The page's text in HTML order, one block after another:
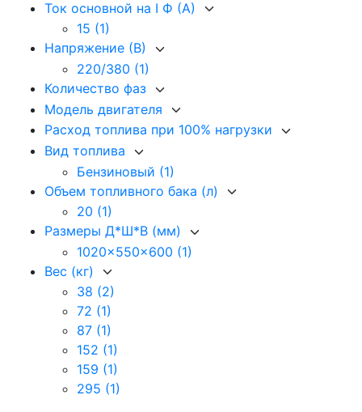
Ток основной на I Ф (А)
15 (1)
Напряжение (В)
220/380 (1)
Количество фаз
Модель двигателя
Расход топлива при 100% нагрузки
Вид топлива
Бензиновый (1)
Объем топливного бака (л)
20 (1)
Размеры Д*Ш*В (мм)
1020x550x600 (1)
Вес (кг)
38 (2)
72 (1)
87 (1)
152 (1)
159 (1)
295 (1)